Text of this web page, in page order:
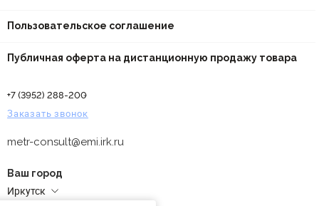
Пользовательское соглашение
Публичная оферта на дистанционную продажу товара
+7 (3952) 288-200
Заказать звонок
metr-consult@emi.irk.ru
Ваш город
Иркутск